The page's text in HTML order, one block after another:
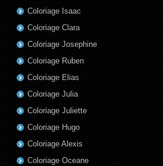
Coloriage Isaac
Coloriage Clara
Coloriage Josephine
Coloriage Ruben
Coloriage Elias
Coloriage Julia
Coloriage Juliette
Coloriage Hugo
Coloriage Alexis
Coloriage Oceane